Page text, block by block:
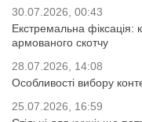
30.07.2026, 00:43
Екстремальна фіксація:
армованого скотчу
28.07.2026, 14:08
Особливості вибору
25.07.2026, 16:59